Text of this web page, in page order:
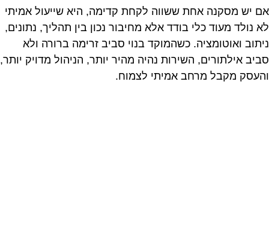
אם יש מסקנה אחת ששווה לקחת קדימה, היא שייעול אמיתי
לא נולד מעוד כלי בודד אלא מחיבור נכון בין תהליך, נתונים,
ניתוב ואוטומציה. כשהמוקד בנוי סביב זרימה ברורה ולא
סביב אילתורים, השירות נהיה מהיר יותר, הניהול מדויק יותר,
והעסק מקבל מרחב אמיתי לצמוח.